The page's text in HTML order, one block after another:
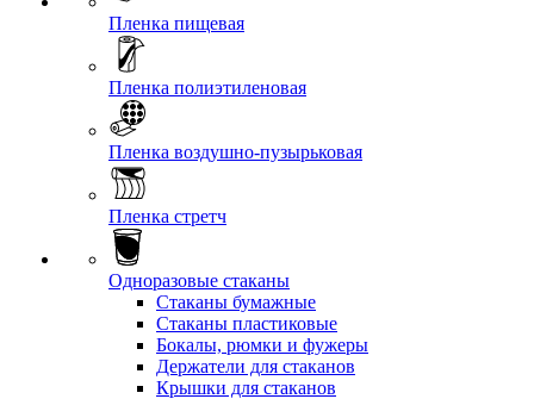
Пленка пищевая
Пленка полиэтиленовая
Пленка воздушно-пузырьковая
Пленка стретч
Одноразовые стаканы
Стаканы бумажные
Стаканы пластиковые
Бокалы, рюмки и фужеры
Держатели для стаканов
Крышки для стаканов